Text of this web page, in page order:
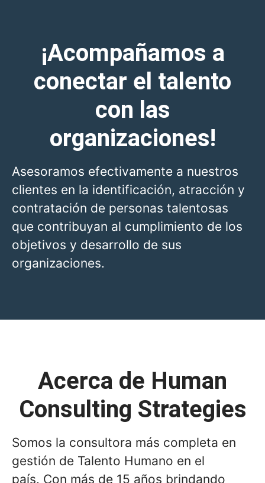
¡Acompañamos a
conectar el talento
con las
organizaciones!
Asesoramos efectivamente a nuestros
clientes en la identificación, atracción y
contratación de personas talentosas
que contribuyan al cumplimiento de los
objetivos y desarrollo de sus
organizaciones.
Acerca de Human
Consulting Strategies
Somos la consultora más completa en
gestión de Talento Humano en el
país. Con más de 15 años brindando